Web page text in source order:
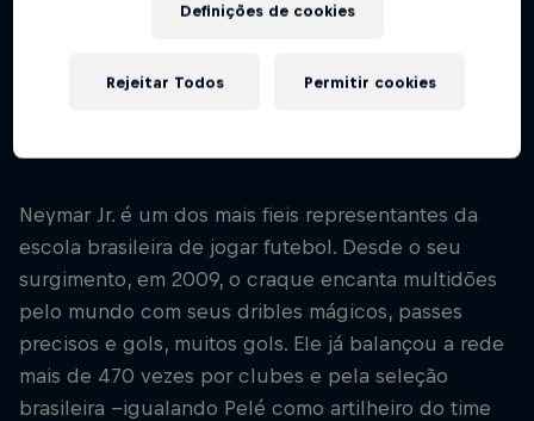
Começo de carreira
Modalidades
Neymar Jr. é um dos mais fieis representantes da
escola brasileira de jogar futebol. Desde o seu
surgimento, em 2009, o craque encanta multidões
pelo mundo com seus dribles mágicos, passes
precisos e gols, muitos gols. Ele já balançou a rede
mais de 470 vezes por clubes e pela seleção
brasileira --igualando Pelé como artilheiro do time
Definições de cookies
Rejeitar Todos Permitir cookies